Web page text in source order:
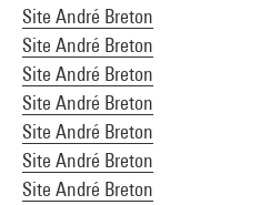
Site André Breton
Site André Breton
Site André Breton
Site André Breton
Site André Breton
Site André Breton
Site André Breton